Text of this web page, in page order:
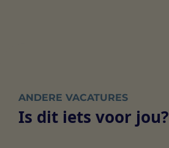
ANDERE VACATURES
Is dit iets voor jou?